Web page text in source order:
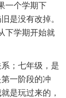
一个学期下
是没有改掉。
下学期开始就
；七年级，是
一阶段的冲
是玩过来的，